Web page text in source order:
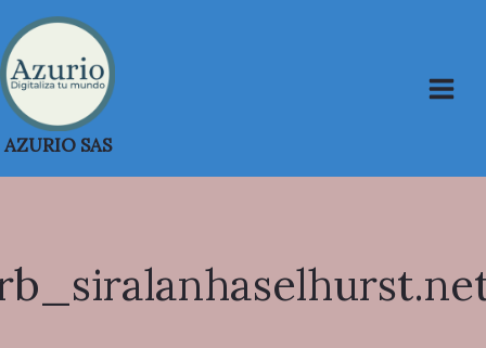
Saltar
al
contenido
AZURIO SAS